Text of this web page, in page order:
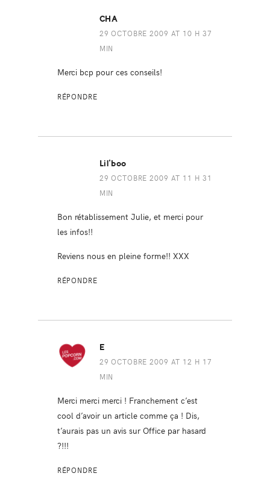
CHA
29 OCTOBRE 2009 AT 10 H 37
MIN
Merci bcp pour ces conseils!
RÉPONDRE
Lil'boo
29 OCTOBRE 2009 AT 11 H 31
MIN
Bon rétablissement Julie, et merci pour
les infos!!
Reviens nous en pleine forme!! XXX
RÉPONDRE
E
29 OCTOBRE 2009 AT 12 H 17
MIN
Merci merci merci ! Franchement c’est
cool d’avoir un article comme ça ! Dis,
t’aurais pas un avis sur Office par hasard
?!!!
RÉPONDRE